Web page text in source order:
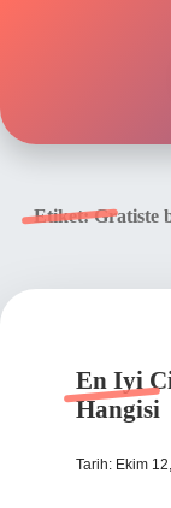
Etiket:Gratiste
En Iyi
Hangisi
Tarih: Ekim